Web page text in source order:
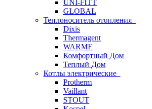
UNI-FITT
GLOBAL
Теплоноситель отопления
Dixis
Thermagent
WARME
Комфортный Дом
Теплый Дом
Котлы электрические
Protherm
Vaillant
STOUT